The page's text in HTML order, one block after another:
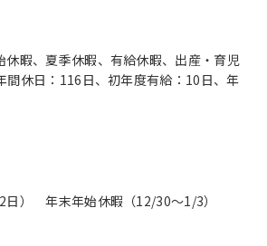
休暇、夏季休暇、有給休暇、出産・育児
休日：116日、初年度有給：10日、年
） 年末年始休暇（12/30～1/3）